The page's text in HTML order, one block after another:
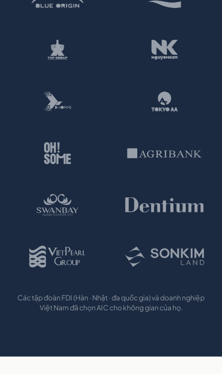
Các tập đoàn FDI (Hàn · Nhật · đa quốc gia) và doanh nghiệp
Việt Nam đã chọn AIC cho không gian của họ.